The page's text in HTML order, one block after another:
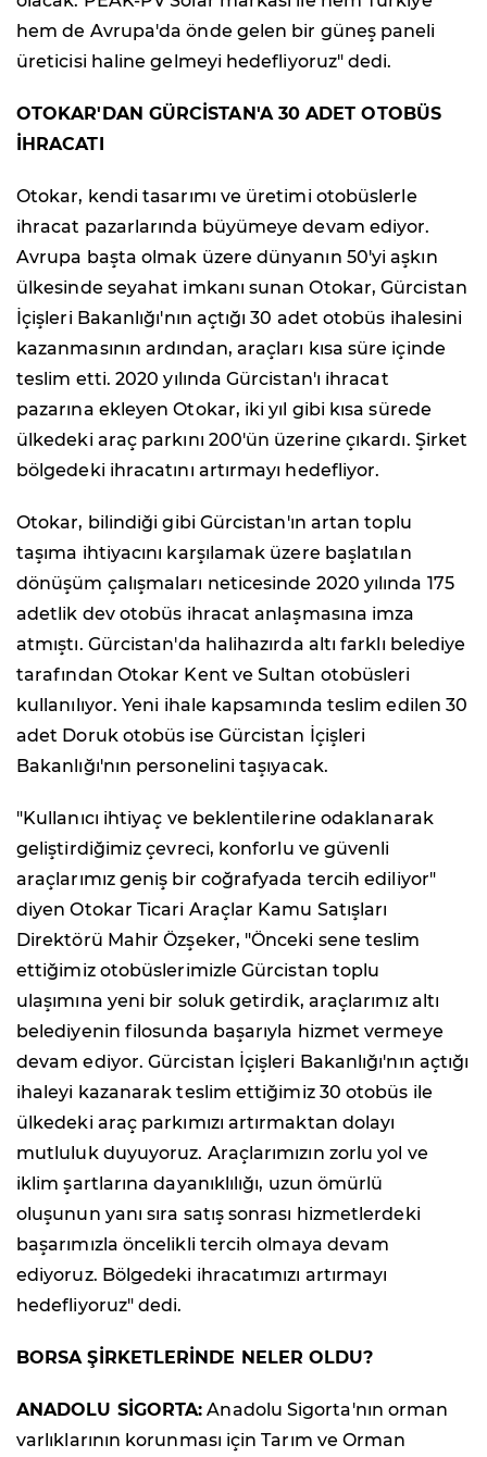
hem de Avrupa'da önde gelen bir güneş paneli
üreticisi haline gelmeyi hedefliyoruz" dedi.
OTOKAR'DAN GÜRCİSTAN'A 30 ADET OTOBÜS
İHRACATI
Otokar, kendi tasarımı ve üretimi otobüslerle
ihracat pazarlarında büyümeye devam ediyor.
Avrupa başta olmak üzere dünyanın 50'yi aşkın
ülkesinde seyahat imkanı sunan Otokar, Gürcistan
İçişleri Bakanlığı'nın açtığı 30 adet otobüs ihalesini
kazanmasının ardından, araçları kısa süre içinde
teslim etti. 2020 yılında Gürcistan'ı ihracat
pazarına ekleyen Otokar, iki yıl gibi kısa sürede
ülkedeki araç parkını 200'ün üzerine çıkardı. Şirket
bölgedeki ihracatını artırmayı hedefliyor.
Otokar, bilindiği gibi Gürcistan'ın artan toplu
taşıma ihtiyacını karşılamak üzere başlatılan
dönüşüm çalışmaları neticesinde 2020 yılında 175
adetlik dev otobüs ihracat anlaşmasına imza
atmıştı. Gürcistan'da halihazırda altı farklı belediye
tarafından Otokar Kent ve Sultan otobüsleri
kullanılıyor. Yeni ihale kapsamında teslim edilen 30
adet Doruk otobüs ise Gürcistan İçişleri
Bakanlığı'nın personelini taşıyacak.
"Kullanıcı ihtiyaç ve beklentilerine odaklanarak
geliştirdiğimiz çevreci, konforlu ve güvenli
araçlarımız geniş bir coğrafyada tercih ediliyor"
diyen Otokar Ticari Araçlar Kamu Satışları
Direktörü Mahir Özşeker, "Önceki sene teslim
ettiğimiz otobüslerimizle Gürcistan toplu
ulaşımına yeni bir soluk getirdik, araçlarımız altı
belediyenin filosunda başarıyla hizmet vermeye
devam ediyor. Gürcistan İçişleri Bakanlığı'nın açtığı
ihaleyi kazanarak teslim ettiğimiz 30 otobüs ile
ülkedeki araç parkımızı artırmaktan dolayı
mutluluk duyuyoruz. Araçlarımızın zorlu yol ve
iklim şartlarına dayanıklılığı, uzun ömürlü
oluşunun yanı sıra satış sonrası hizmetlerdeki
başarımızla öncelikli tercih olmaya devam
ediyoruz. Bölgedeki ihracatımızı artırmayı
hedefliyoruz" dedi.
BORSA ŞİRKETLERİNDE NELER OLDU?
ANADOLU SİGORTA: Anadolu Sigorta'nın orman
varlıklarının korunması için Tarım ve Orman